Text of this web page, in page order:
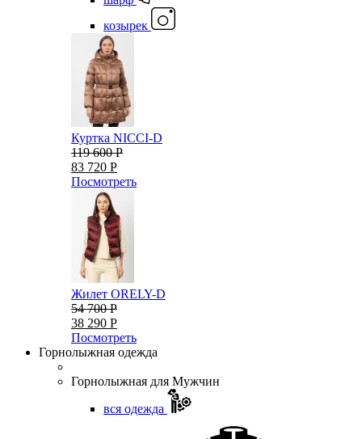
козырек
Куртка NICCI-D
119 600 Р
83 720 Р
Посмотреть
Жилет ORELY-D
54 700 Р
38 290 Р
Посмотреть
Горнолыжная одежда
Горнолыжная для Мужчин
вся одежда